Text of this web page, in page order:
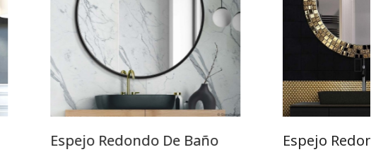
Espejo Redondo De Baño
Espejo